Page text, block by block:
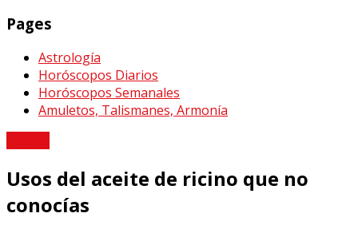
Pages
Astrología
Horóscopos Diarios
Horóscopos Semanales
Amuletos, Talismanes, Armonía
Usos del aceite de ricino que no
conocías